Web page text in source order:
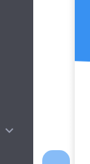
expand_more